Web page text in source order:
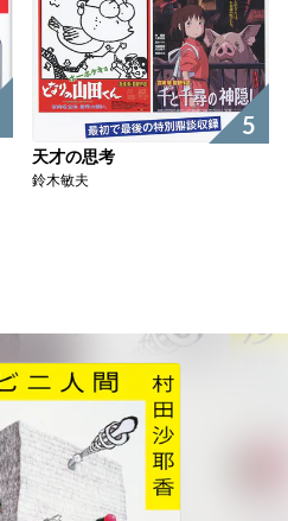
5
天才の思考
鈴木敏夫